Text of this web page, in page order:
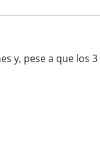
y, pese a que los 3